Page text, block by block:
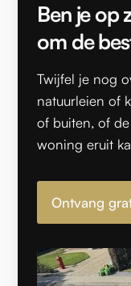
Ben je op
om de
Twijfel je nog
natuurleien of
of buiten, of
woning eruit
Ontvang